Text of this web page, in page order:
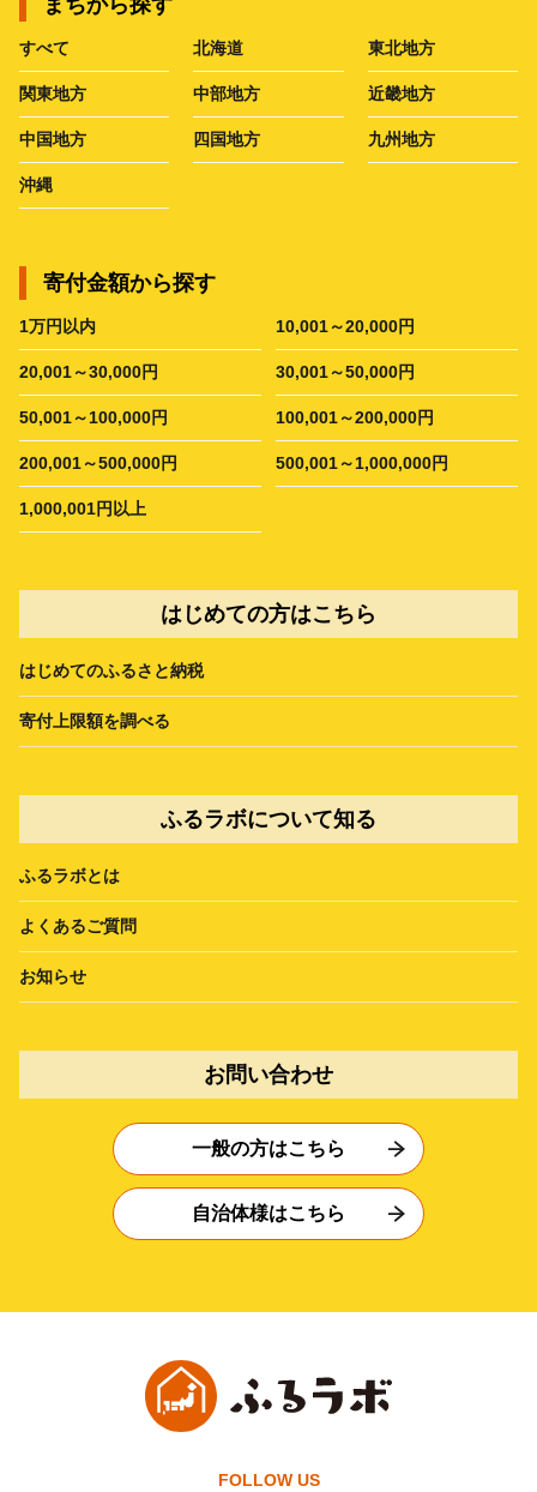
すべて 北海道 東北地方
関東地方 中部地方 近畿地方
中国地方 四国地方 九州地方
沖縄
寄付金額から探す
1万円以内 10,001～20,000円
20,001～30,000円 30,001～50,000円
50,001～100,000円 100,001～200,000円
200,001～500,000円 500,001～1,000,000円
1,000,001円以上
はじめての方はこちら
はじめてのふるさと納税
寄付上限額を調べる
ふるラボについて知る
ふるラボとは
よくあるご質問
お知らせ
お問い合わせ
一般の方はこちら
自治体様はこちら
FOLLOW US